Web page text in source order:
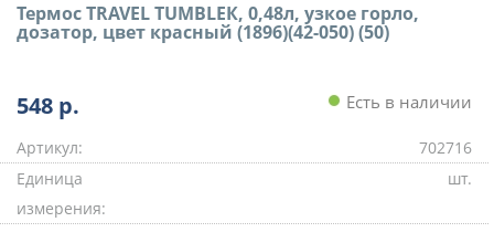
Термос TRAVEL TUMBLEК, 0,48л, узкое горло,
дозатор, цвет красный (1896)(42-050) (50)
548 р. Есть в наличии
Артикул:
702716
Единица
измерения:
шт.